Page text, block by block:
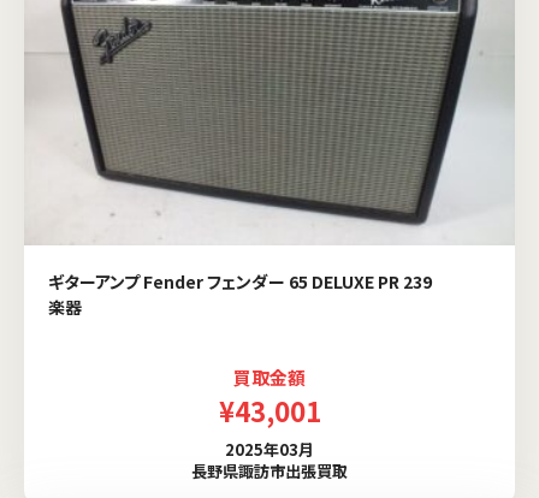
ギターアンプ Fender フェンダー 65 DELUXE PR 239
楽器
買取金額
¥43,001
2025年03月
長野県諏訪市出張買取